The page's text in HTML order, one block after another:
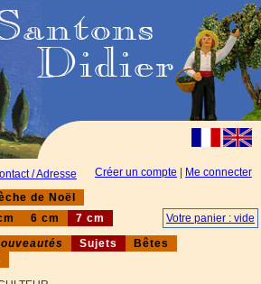
Créer un compte Me connecter
/ Adresse
de Noël
Votre panier : vide
6 cm
7 cm
Sujets
Bêtes